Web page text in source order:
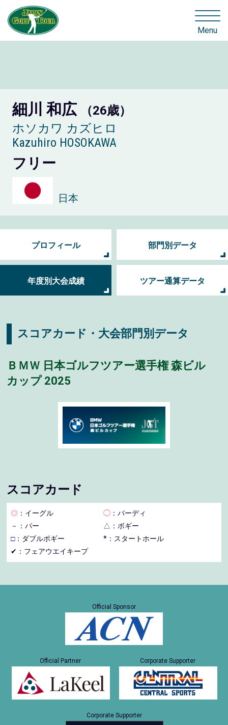
Menu
細川 和広
（26歳）
ホソカワ カズヒロ
Kazuhiro HOSOKAWA
フリー
日本
プロフィール 部門別データ
年度別大会成績 ツアー通算データ
スコアカード・大会部門別データ
ＢＭＷ 日本ゴルフツアー選手権 森ビル
カップ 2025
スコアカード
◎ ：イーグル ◯ ：バーディ
－
：パー △ ：ボギー
□：ダブルボギー
*：スタートホール
✔：フェアウエイキープ
Official Sponsor
Official Partner Corporate Supporter
Corporate Supporter